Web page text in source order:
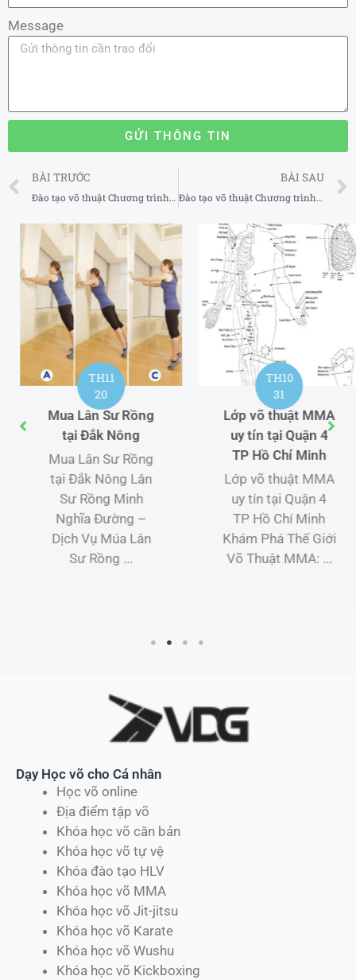
Message
GỬI THÔNG TIN
Prev
BÀI TRƯỚC
Đào tạo võ thuật Chương trình huấn luyện MMA uy tín tại Quận 8 TP Hồ Chí Minh
BÀI SAU
Đào tạo võ thuật Chương trình huấn luyện MMA uy tín tại Quận 10 TP Hồ Chí Minh
TH11
20
Mua Lân Sư Rồng
tại Đắk Nông
Mua Lân Sư Rồng
tại Đắk Nông Lân
Sư Rồng Minh
Nghĩa Đường –
Dịch Vụ Múa Lân
Sư Rồng ...
TH10
Lớp võ thuật MMA
uy tín tại Quận 4
TP Hồ Chí Minh
Lớp võ thuật MMA
uy tín tại Quận 4
TP Hồ Chí Minh
Khám Phá Thế Giới
Võ Thuật MMA: ...
Dạy Học võ cho Cá nhân
Học võ online
Địa điểm tập võ
Khóa học võ căn bản
Khóa học võ tự vệ
Khóa đào tạo HLV
Khóa học võ MMA
Khóa học võ Jit-jitsu
Khóa học võ Karate
Khóa học võ Wushu
Khóa học võ Kickboxing